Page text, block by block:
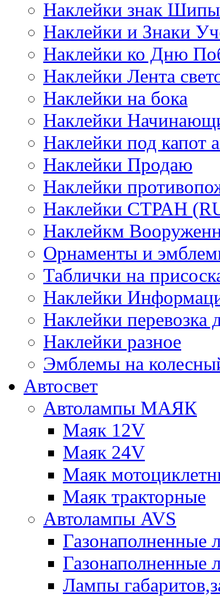
Наклейки знак Шипы
Наклейки и Знаки
Наклейки ко Дню
Наклейки Лента
Наклейки на бока
Наклейки
Наклейки под капот
Наклейки Продаю
Наклейки
Наклейки СТРАН
Наклейкм
Орнаменты и
Таблички на
Наклейки
Наклейки перевозка
Наклейки разное
Эмблемы на
Автосвет
Автолампы МАЯК
Маяк 12V
Маяк 24V
Маяк
Маяк тракторные
Автолампы AVS
Газонаполненные
Газонаполненные
Лампы